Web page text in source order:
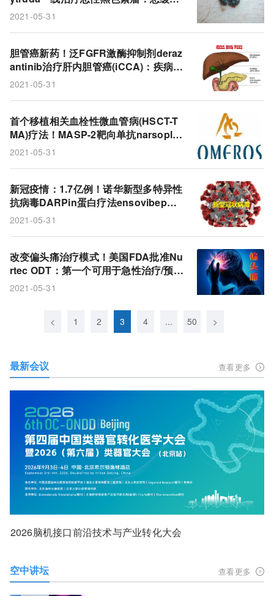
率60%，远超Keytruda!
2021-05-31
胆管癌新药！泛FGFR激酶抑制剂deraz
antinib治疗肝内胆管癌(iCCA)：疾病控
制率74.8%!
2021-05-31
首个移植相关血栓性微血管病(HSCT-T
MA)疗法！MASP-2靶向单抗narsoplim
ab美国审查延迟3个月!
2021-05-31
新冠疫情：1.7亿例！诺华新型多特异性
抗病毒DARPin蛋白疗法ensovibep进
入全球2/3期临床试验!
2021-05-31
改变偏头痛治疗模式！美国FDA批准Nu
rtec ODT：第一个可用于急性治疗/预防
性治疗的偏头痛药物!
2021-05-31
< 1 2 3 4 ... 50 >
最新会议 查看更多
2026脑机接口前沿技术与产业转化大会
空中讲坛 查看更多